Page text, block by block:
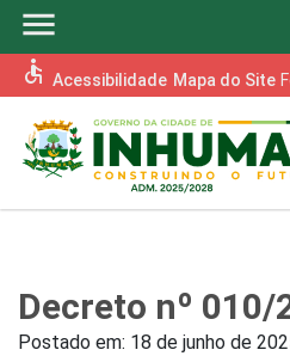
menu
accessible Acessibilidade Mapa do Site
Decreto nº 010/
Postado em: 18 de junho de